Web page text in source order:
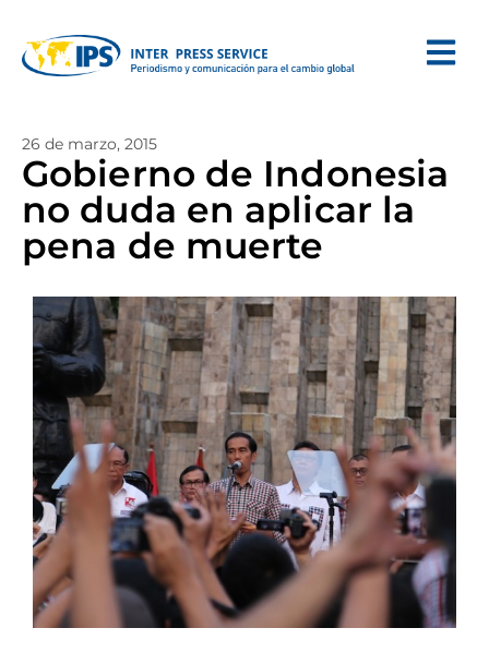
26 de marzo, 2015
Gobierno de Indonesia
no duda en aplicar la
pena de muerte